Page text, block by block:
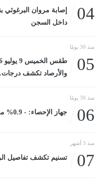
04
إصابة مروان
داخل السجن
منذ 30 يومًا
05
والأرصاد تكشف درجات...اليوم
منذ 30 يومًا
06 جهاز الإحصاء: - 0.9% معدل التضخم الشهرى لشهر يونيو 2026
منذ 3 أشهر
07 تسنيم تكشف تفاصيل